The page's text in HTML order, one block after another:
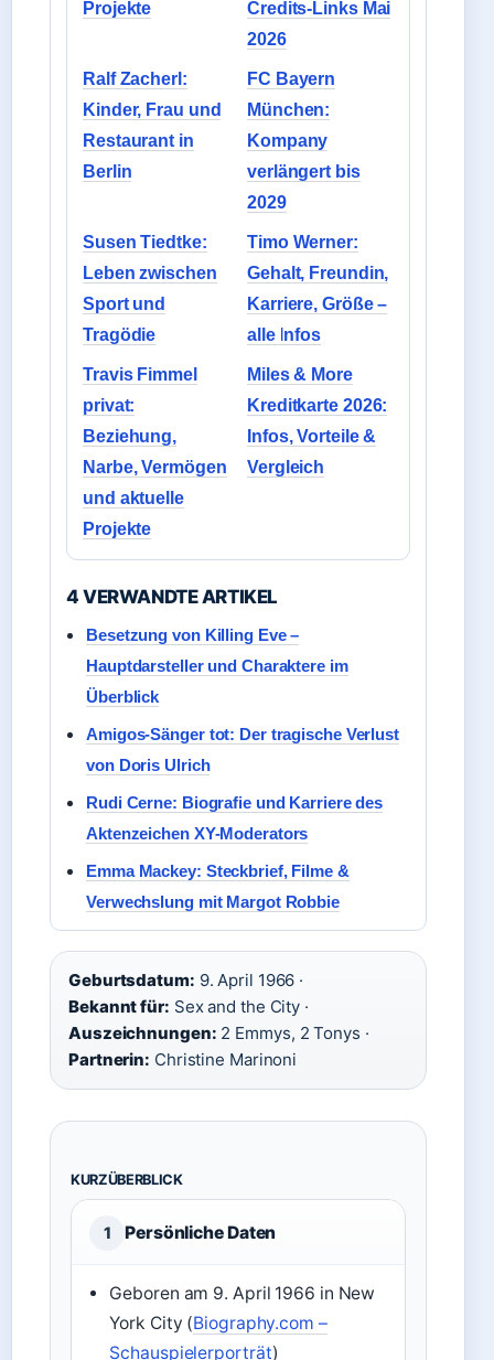
Projekte
Credits-Links Mai
2026
Ralf Zacherl:
Kinder, Frau und
Restaurant in
Berlin
FC Bayern
München:
Kompany
verlängert bis
2029
Susen Tiedtke:
Leben zwischen
Sport und
Tragödie
Timo Werner:
Gehalt, Freundin,
Karriere, Größe –
alle Infos
Travis Fimmel
privat:
Beziehung,
Narbe, Vermögen
und aktuelle
Projekte
Miles & More
Kreditkarte 2026:
Infos, Vorteile &
Vergleich
4 VERWANDTE ARTIKEL
Besetzung von Killing Eve –
Hauptdarsteller und Charaktere im
Überblick
Amigos-Sänger tot: Der tragische Verlust
von Doris Ulrich
Rudi Cerne: Biografie und Karriere des
Aktenzeichen XY-Moderators
Emma Mackey: Steckbrief, Filme &
Verwechslung mit Margot Robbie
Geburtsdatum: 9. April 1966 ·
Bekannt für: Sex and the City ·
Auszeichnungen: 2 Emmys, 2 Tonys ·
Partnerin: Christine Marinoni
KURZÜBERBLICK
1 Persönliche Daten
Geboren am 9. April 1966 in New
York City (Biography.com –
Schauspielerporträt)